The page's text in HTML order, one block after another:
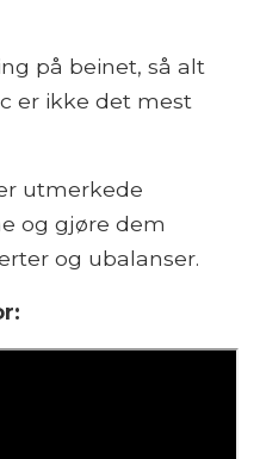
på beinet, så alt
er ikke det mest
utmerkede
og gjøre dem
og ubalanser.